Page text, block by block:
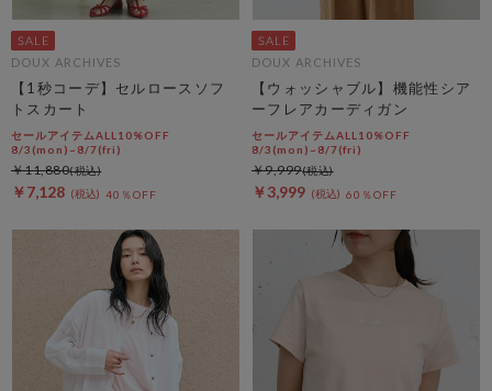
DOUX ARCHIVES
【1秒コーデ】セルロースソフ
トスカート
セールアイテムALL10%OFF
8/3(mon)~8/7(fri)
￥7,128 40％OFF
￥11,880
DOUX ARCHIVES
【ウォッシャブル】機能性シア
ーフレアカーディガン
セールアイテムALL10%OFF
8/3(mon)~8/7(fri)
￥3,999 60％OFF
￥9,999